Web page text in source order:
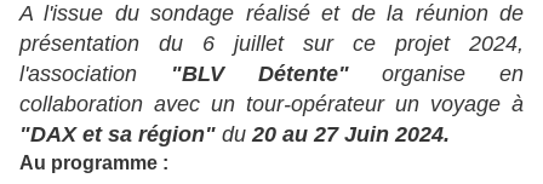
A l'issue du sondage réalisé et de la réunion de
présentation du 6 juillet sur ce projet 2024,
l'association
"BLV Détente"organise en
collaboration avec un tour-opérateur un voyage à
"DAX et sa région" du20 au 27 Juin 2024.
Au programme :